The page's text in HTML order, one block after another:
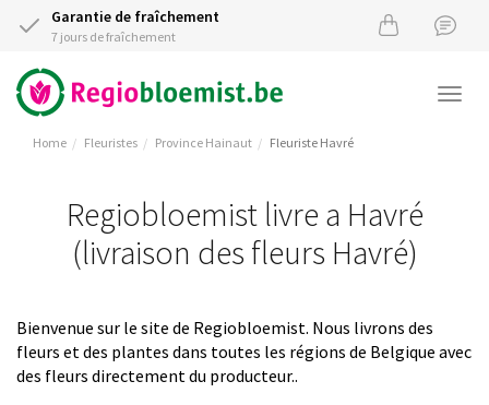
Garantie de fraîchement
7 jours de fraîchement
Home Fleuristes Province Hainaut Fleuriste Havré
Regiobloemist livre a Havré
(livraison des fleurs Havré)
Bienvenue sur le site de Regiobloemist. Nous livrons des
fleurs et des plantes dans toutes les régions de Belgique avec
des fleurs directement du producteur..